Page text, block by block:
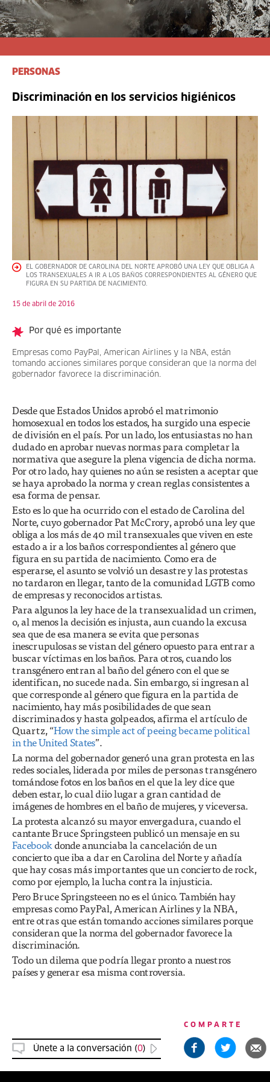
PERSONAS
Discriminación en los servicios higiénicos
EL GOBERNADOR DE CAROLINA DEL NORTE APROBÓ UNA LEY QUE OBLIGA A
LOS TRANSEXUALES A IR A LOS BAÑOS CORRESPONDIENTES AL GÉNERO QUE
FIGURA EN SU PARTIDA DE NACIMIENTO.
15 de abril de 2016
Por qué es importante
Empresas como PayPal, American Airlines y la NBA, están
tomando acciones similares porque consideran que la norma del
gobernador favorece la discriminación.
Desde que Estados Unidos aprobó el matrimonio
homosexual en todos los estados, ha surgido una especie
de división en el país. Por un lado, los entusiastas no han
dudado en aprobar nuevas normas para completar la
normativa que asegure la plena vigencia de dicha norma.
Por otro lado, hay quienes no aún se resisten a aceptar que
se haya aprobado la norma y crean reglas consistentes a
esa forma de pensar.
Esto es lo que ha ocurrido con el estado de Carolina del
Norte, cuyo gobernador Pat McCrory, aprobó una ley que
obliga a los más de 40 mil transexuales que viven en este
estado a ir a los baños correspondientes al género que
figura en su partida de nacimiento. Como era de
esperarse, el asunto se volvió un desastre y las protestas
no tardaron en llegar, tanto de la comunidad LGTB como
de empresas y reconocidos artistas.
Para algunos la ley hace de la transexualidad un crimen,
o, al menos la decisión es injusta, aun cuando la excusa
sea que de esa manera se evita que personas
inescrupulosas se vistan del género opuesto para entrar a
buscar víctimas en los baños. Para otros, cuando los
transgénero entran al baño del género con el que se
identifican, no sucede nada. Sin embargo, si ingresan al
que corresponde al género que figura en la partida de
nacimiento, hay más posibilidades de que sean
discriminados y hasta golpeados, afirma el artículo de
Quartz, “How the simple act of peeing became political
in the United States”.
La norma del gobernador generó una gran protesta en las
redes sociales, liderada por miles de personas transgénero
tomándose fotos en los baños en el que la ley dice que
deben estar, lo cual diio lugar a gran cantidad de
imágenes de hombres en el baño de mujeres, y viceversa.
La protesta alcanzó su mayor envergadura, cuando el
cantante Bruce Springsteen publicó un mensaje en su
Facebookdonde anunciaba la cancelación de un
concierto que iba a dar en Carolina del Norte y añadía
que hay cosas más importantes que un concierto de rock,
como por ejemplo, la lucha contra la injusticia.
Pero Bruce Springsteeen no es el único. También hay
empresas como PayPal, American Airlines y la NBA,
entre otras que están tomando acciones similares porque
consideran que la norma del gobernador favorece la
discriminación.
Todo un dilema que podría llegar pronto a nuestros
países y generar esa misma controversia.
Únete a la conversación (0)
COMPARTE